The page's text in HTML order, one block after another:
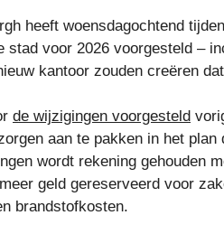
heeft woensdagochtend
stad voor 2026 voorgesteld –
kantoor zouden creëren
de wijzigingen voorgesteld
aan te pakken in het
wordt rekening gehouden
geld gereserveerd voor
brandstofkosten.